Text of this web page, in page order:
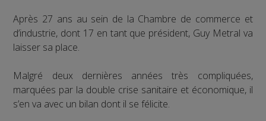
Après 27 ans au sein de la Chambre de commerce et
d’industrie, dont 17 en tant que président, Guy Metral va
laisser sa place.
Malgré deux dernières années très compliquées,
marquées par la double crise sanitaire et économique, il
s’en va avec un bilan dont il se félicite.